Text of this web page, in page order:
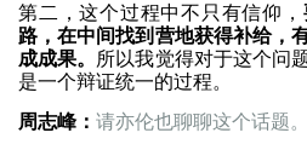
第二，这个过程中不只有信仰，
路，在中间找到营地获得补给，
成成果。 所以我觉得对于这个问
是一个辩证统一的过程。
周志峰： 请亦伦也聊聊这个话题。